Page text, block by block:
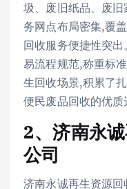
圾、废旧纸品、废
务网点布局密集,覆
回收服务便捷性突
易流程规范,称重标
生回收场景,积累了
便民废品回收的优质
2、济南永
公司
济南永诚再生资源